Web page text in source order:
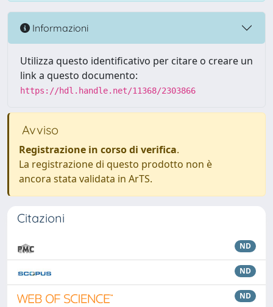
Informazioni
Utilizza questo identificativo per citare o creare un
link a questo documento:
https://hdl.handle.net/11368/2303866
Avviso
Registrazione in corso di verifica.
La registrazione di questo prodotto non è
ancora stata validata in ArTS.
Citazioni
ND
ND
ND